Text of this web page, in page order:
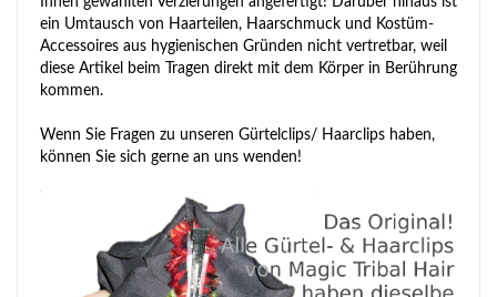
ein Umtausch von Haarteilen, Haarschmuck und Kostüm-
Accessoires aus hygienischen Gründen nicht vertretbar, weil
diese Artikel beim Tragen direkt mit dem Körper in Berührung
kommen.
Wenn Sie Fragen zu unseren Gürtelclips/ Haarclips haben,
können Sie sich gerne an uns wenden!